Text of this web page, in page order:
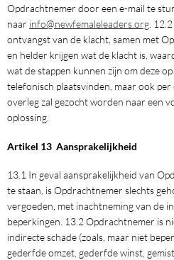
Opdrachtnemer door een e-mail te
naar info@newfemaleleaders.org .
ontvangst van de klacht, samen met
en helder krijgen wat de klacht is,
wat de stappen kunnen zijn om deze
telefonisch plaatsvinden, maar ook
overleg zal gezocht worden naar een
oplossing.
Artikel 13 Aansprakelijkheid
13.1 In geval aansprakelijkheid van
te staan, is Opdrachtnemer slechts
vergoeden, met inachtneming van de
beperkingen. 13.2 Opdrachtnemer is
indirecte schade (zoals, maar niet
gederfde omzet, gederfde winst,